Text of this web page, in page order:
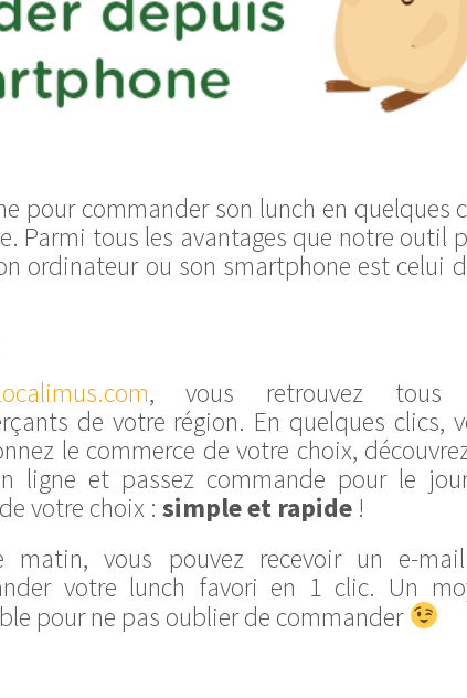
pour commander son lunch en quelques
Parmi tous les avantages que notre outil
ordinateur ou son smartphone est celui
, vous retrouvez tous
de votre région. En quelques clics,
le commerce de votre choix,
ligne et passez commande pour le
votre choix : simple et rapide !
matin, vous pouvez recevoir un e-
votre lunch favori en 1 clic. Un
pour ne pas oublier de commander